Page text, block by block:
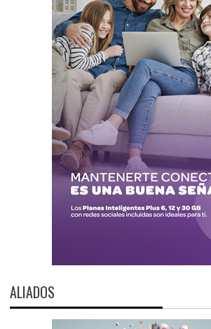
ALIADOS